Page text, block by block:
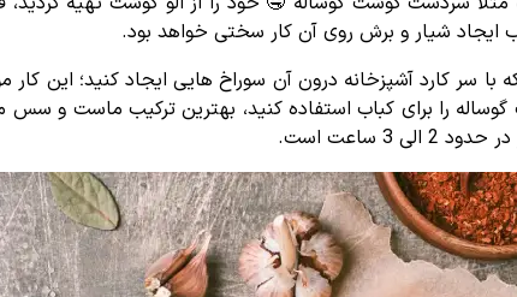
ایجاد شیار و برش روی آن کار سختی خواهد بود.
با سر کارد آشپزخانه درون آن سوراخ هایی ایجاد کنید؛
را برای کباب استفاده کنید، بهترین ترکیب ماست و
3 ساعت است.